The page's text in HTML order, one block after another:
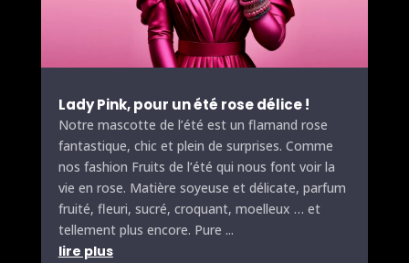
Lady Pink, pour un été rose délice !
Notre mascotte de l’été est un flamand rose
fantastique, chic et plein de surprises. Comme
nos fashion Fruits de l’été qui nous font voir la
vie en rose. Matière soyeuse et délicate, parfum
fruité, fleuri, sucré, croquant, moelleux … et
tellement plus encore. Pure ...
lire plus